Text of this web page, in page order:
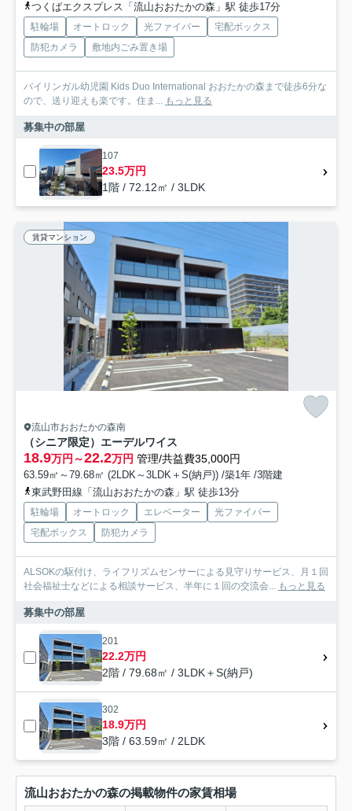
つくばエクスプレス「流山おおたかの森」駅 徒歩17分
駐輪場 オートロック 光ファイバー
宅配ボックス
防犯カメラ
敷地内ごみ置き場
バイリンガル幼児園 Kids Duo International おおたかの森まで徒歩6分な
ので、送り迎えも楽です。住ま... もっと見る
募集中の部屋
107
23.5万円
1階 / 72.12㎡ / 3LDK
賃貸マンション
流山市おおたかの森南
（シニア限定）エーデルワイス
18.9万円～22.2万円 管理/共益費35,000円
63.59㎡～79.68㎡ (2LDK～3LDK＋S(納戸)) /築1年 /3階建
東武野田線「流山おおたかの森」駅 徒歩13分
駐輪場 オートロック エレベーター
光ファイバー
宅配ボックス
防犯カメラ
ALSOKの駆付け、ライフリズムセンサーによる見守りサービス、月１回
社会福祉士などによる相談サービス、半年に１回の交流会... もっと見る
募集中の部屋
201
22.2万円
2階 / 79.68㎡ / 3LDK＋S(納戸)
302
18.9万円
3階 / 63.59㎡ / 2LDK
流山おおたかの森の掲載物件の家賃相場